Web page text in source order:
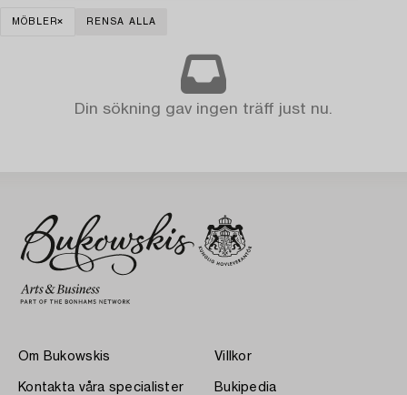
MÖBLER RENSA ALLA
Din sökning gav ingen träff just nu.
Om Bukowskis
Kontakta våra specialister
Villkor
Bukipedia